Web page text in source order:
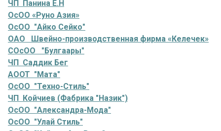
ЧП Панина Е.Н
ОсОО «Руно Азия»
ОсОО "Айко Сейко"
ОАО Швейно-производственная фирма «Келечек»
СОсОО "Булгаары"
ЧП Саддик Бег
АООТ "Мата"
ОсОО "Техно-Стиль"
ЧП Койчиев (Фабрика "Назик")
ОсОО "Александра-Мода"
ОсОО "Улай Стиль"